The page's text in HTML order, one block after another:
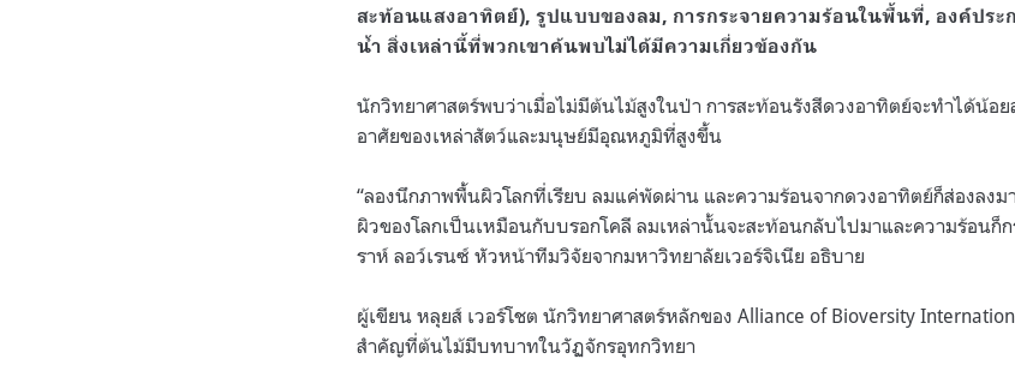
สะท้อนแสงอาทิตย์), รูปแบบของลม, การกระจายความร้อนในพื้นที่, องค์ประ
น้ำ สิ่งเหล่านี้ที่พวกเขาค้นพบไม่ได้มีความเกี่ยวข้องกัน
นักวิทยาศาสตร์พบว่าเมื่อไม่มีต้นไม้สูงในป่า การสะท้อนรังสีดวงอาทิตย์จะทำได้น้อ
อาศัยของเหล่าสัตว์และมนุษย์มีอุณหภูมิที่สูงขึ้น
“ลองนึกภาพพื้นผิวโลกที่เรียบ ลมแค่พัดผ่าน และความร้อนจากดวงอาทิตย์ก็ส่องลง
ผิวของโลกเป็นเหมือนกับบรอกโคลี ลมเหล่านั้นจะสะท้อนกลับไปมาและความร้อนก็ก
ราห์ ลอว์เรนซ์ หัวหน้าทีมวิจัยจากมหาวิทยาลัยเวอร์จิเนีย อธิบาย
ผู้เขียน หลุยส์ เวอร์โชต นักวิทยาศาสตร์หลักของ Alliance of Bioversity
สำคัญที่ต้นไม้มีบทบาทในวัฏจักรอุทกวิทยา